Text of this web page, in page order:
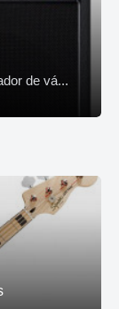
de vá...